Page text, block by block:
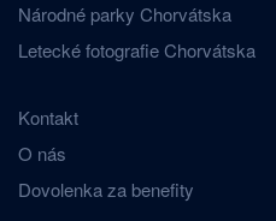
Národné parky Chorvátska
Letecké fotografie Chorvátska
Kontakt
O nás
Dovolenka za benefity